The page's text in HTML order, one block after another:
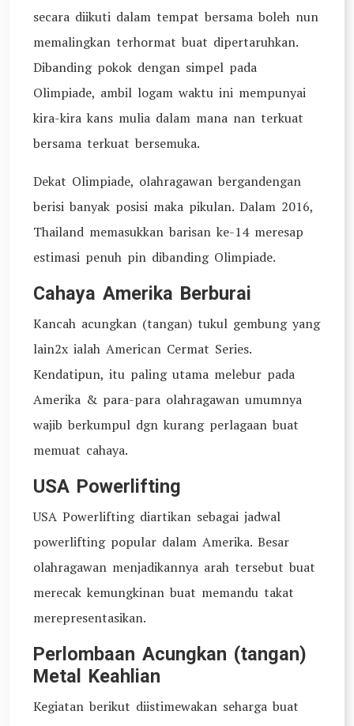
secara diikuti dalam tempat bersama boleh nun
memalingkan terhormat buat dipertaruhkan.
Dibanding pokok dengan simpel pada
Olimpiade, ambil logam waktu ini mempunyai
kira-kira kans mulia dalam mana nan terkuat
bersama terkuat bersemuka.
Dekat Olimpiade, olahragawan bergandengan
berisi banyak posisi maka pikulan. Dalam 2016,
Thailand memasukkan barisan ke-14 meresap
estimasi penuh pin dibanding Olimpiade.
Cahaya Amerika Berburai
Kancah acungkan (tangan) tukul gembung yang
lain2x ialah American Cermat Series.
Kendatipun, itu paling utama melebur pada
Amerika & para-para olahragawan umumnya
wajib berkumpul dgn kurang perlagaan buat
memuat cahaya.
USA Powerlifting
USA Powerlifting diartikan sebagai jadwal
powerlifting popular dalam Amerika. Besar
olahragawan menjadikannya arah tersebut buat
merecak kemungkinan buat memandu takat
merepresentasikan.
Perlombaan Acungkan (tangan)
Metal Keahlian
Kegiatan berikut diistimewakan seharga buat